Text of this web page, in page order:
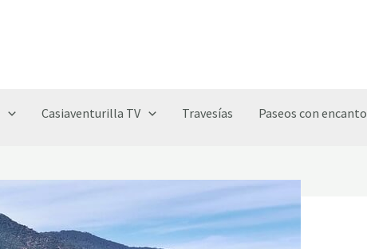
Casiaventurilla TV Travesías Paseos con encanto